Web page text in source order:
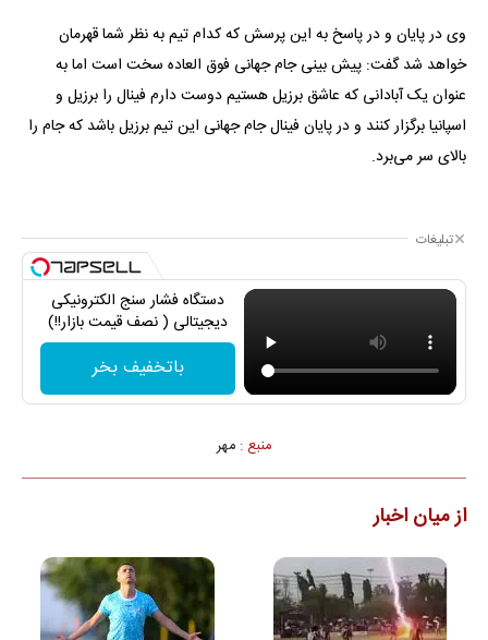
وی در پایان و در پاسخ به این پرسش که کدام تیم به نظر شما قهرمان
خواهد شد گفت: پیش بینی جام جهانی فوق العاده سخت است اما به
عنوان یک آبادانی که عاشق برزیل هستیم دوست دارم فینال را برزیل و
اسپانیا برگزار کنند و در پایان فینال جام جهانی این تیم برزیل باشد که جام را
بالای سر می‌برد.
تبلیغات
دستگاه فشار سنج الکترونیکی
دیجیتالی ( نصف قیمت بازار!!)
باتخفیف بخر
منبع : مهر
از میان اخبار